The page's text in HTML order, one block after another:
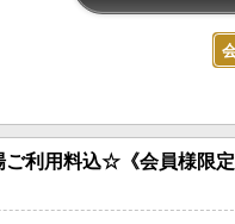
ご利用料込☆《会員様限